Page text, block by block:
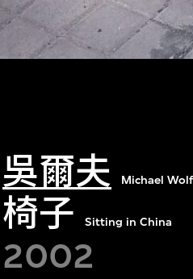
吳爾夫 Michael Wolf
椅子 Sitting in China
2002